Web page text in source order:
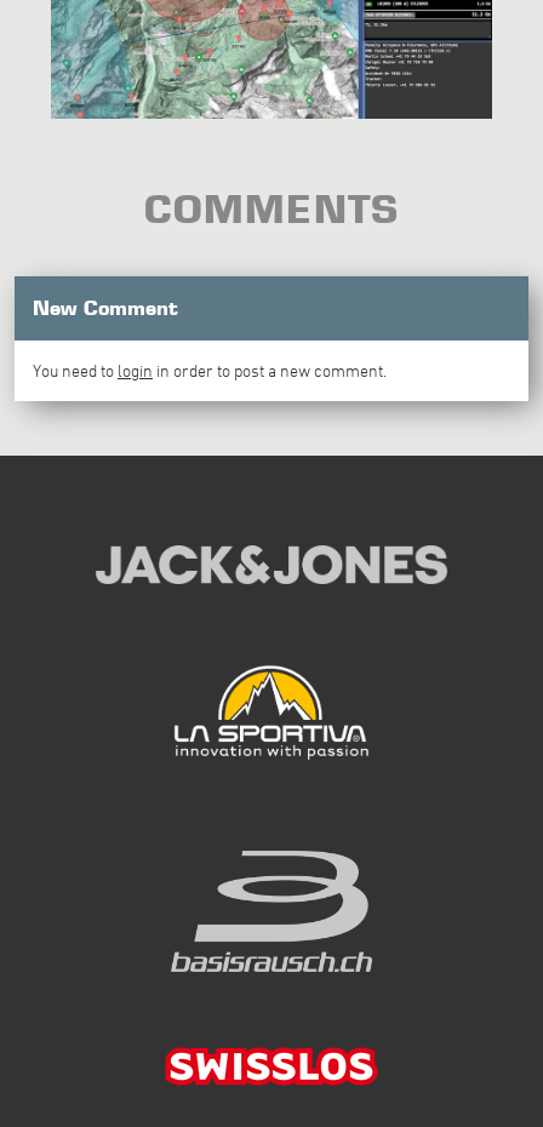
COMMENTS
New Comment
You need to login in order to post a new comment.